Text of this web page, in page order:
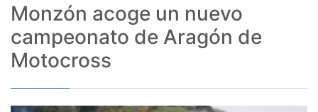
Monzón acoge un nuevo
campeonato de Aragón de
Motocross